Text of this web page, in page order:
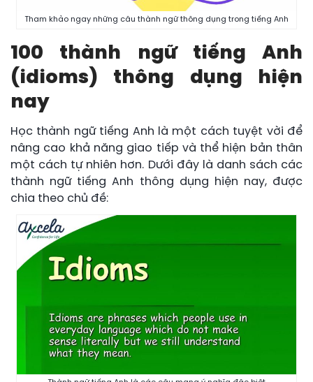
Tham khảo ngay những câu thành ngữ thông dụng trong tiếng Anh
100 thành ngữ tiếng Anh
(idioms) thông dụng hiện
nay
Học thành ngữ tiếng Anh là một cách tuyệt vời để
nâng cao khả năng giao tiếp và thể hiện bản thân
một cách tự nhiên hơn. Dưới đây là danh sách các
thành ngữ tiếng Anh thông dụng hiện nay, được
chia theo chủ đề: